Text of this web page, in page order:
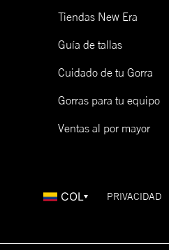
Tiendas New Era
Guía de tallas
Cuidado de tu Gorra
Gorras para tu equipo
Ventas al por mayor
COL PRIVACIDAD